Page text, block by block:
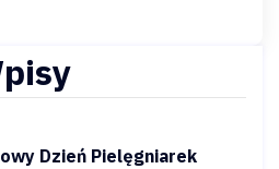
Dzień Pielęgniarek